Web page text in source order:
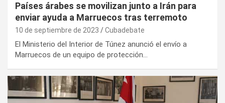
Países árabes se movilizan junto a Irán para
enviar ayuda a Marruecos tras terremoto
10 de septiembre de 2023 Cubadebate
El Ministerio del Interior de Túnez anunció el envío a
Marruecos de un equipo de protección…